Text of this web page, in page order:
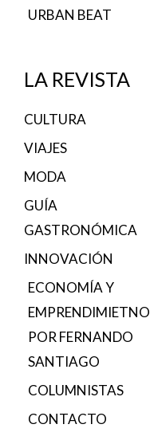
URBAN BEAT
LA REVISTA
CULTURA
VIAJES
MODA
GUÍA
GASTRONÓMICA
INNOVACIÓN
ECONOMÍA Y
EMPRENDIMIETNO
POR FERNANDO
SANTIAGO
COLUMNISTAS
CONTACTO